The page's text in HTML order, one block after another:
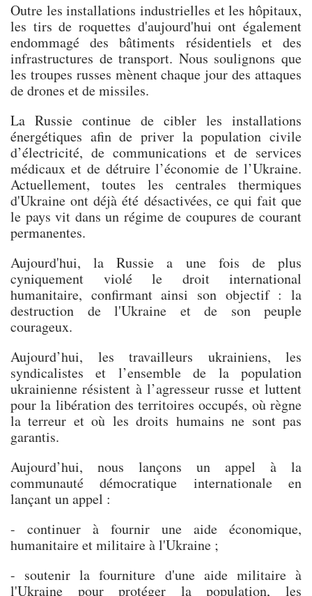
Outre les installations industrielles et les hôpitaux,
les tirs de roquettes d'aujourd'hui ont également
endommagé des bâtiments résidentiels et des
infrastructures de transport. Nous soulignons que
les troupes russes mènent chaque jour des attaques
de drones et de missiles.
La Russie continue de cibler les installations
énergétiques afin de priver la population civile
d’électricité, de communications et de services
médicaux et de détruire l’économie de l’Ukraine.
Actuellement, toutes les centrales thermiques
d'Ukraine ont déjà été désactivées, ce qui fait que
le pays vit dans un régime de coupures de courant
permanentes.
Aujourd'hui, la Russie a une fois de plus
cyniquement violé le droit international
humanitaire, confirmant ainsi son objectif : la
destruction de l'Ukraine et de son peuple
courageux.
Aujourd’hui, les travailleurs ukrainiens, les
syndicalistes et l’ensemble de la population
ukrainienne résistent à l’agresseur russe et luttent
pour la libération des territoires occupés, où règne
la terreur et où les droits humains ne sont pas
garantis.
Aujourd’hui, nous lançons un appel à la
communauté démocratique internationale en
lançant un appel :
- continuer à fournir une aide économique,
humanitaire et militaire à l'Ukraine ;
- soutenir la fourniture d'une aide militaire à
l'Ukraine pour protéger la population, les